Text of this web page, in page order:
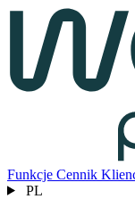
Funkcje Cennik
PL